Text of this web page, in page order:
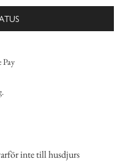
inte till husdjurs